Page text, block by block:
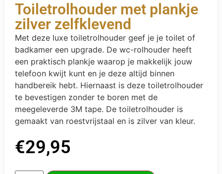
Toiletrolhouder met plankje
zilver zelfklevend
Met deze luxe toiletrolhouder geef je je toilet of
badkamer een upgrade. De wc-rolhouder heeft
een praktisch plankje waarop je makkelijk jouw
telefoon kwijt kunt en je deze altijd binnen
handbereik hebt. Hiernaast is deze toiletrolhouder
te bevestigen zonder te boren met de
meegeleverde 3M tape. De toiletrolhouder is
gemaakt van roestvrijstaal en is zilver van kleur.
€29,95